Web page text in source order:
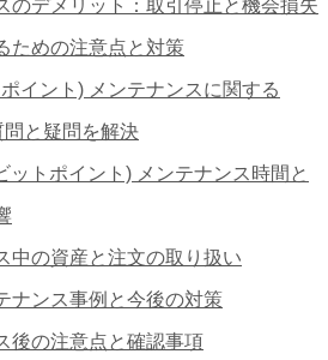
のデメリット：取引停止と機会損失
ための注意点と対策
イント) メンテナンスに関する
と疑問を解決
ットポイント) メンテナンス時間と
中の資産と注文の取り扱い
ナンス事例と今後の対策
後の注意点と確認事項